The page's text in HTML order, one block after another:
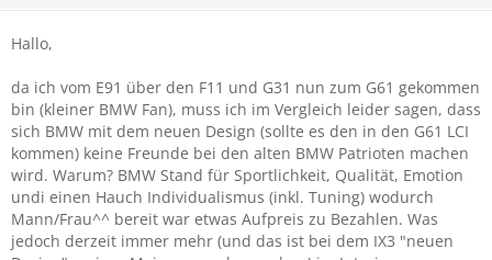
Hallo,
da ich vom E91 über den F11 und G31 nun zum G61 gekommen
bin (kleiner BMW Fan), muss ich im Vergleich leider sagen, dass
sich BMW mit dem neuen Design (sollte es den in den G61 LCI
kommen) keine Freunde bei den alten BMW Patrioten machen
wird. Warum? BMW Stand für Sportlichkeit, Qualität, Emotion
undi einen Hauch Individualismus (inkl. Tuning) wodurch
Mann/Frau^^ bereit war etwas Aufpreis zu Bezahlen. Was
jedoch derzeit immer mehr (und das ist bei dem IX3 "neuen